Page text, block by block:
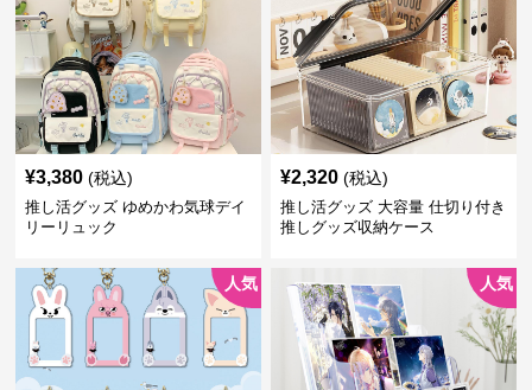
¥3,380 (税込)
推し活グッズ ゆめかわ気球デイ
リーリュック
¥2,320 (税込)
推し活グッズ 大容量 仕切り付き
推しグッズ収納ケース
人気 人気